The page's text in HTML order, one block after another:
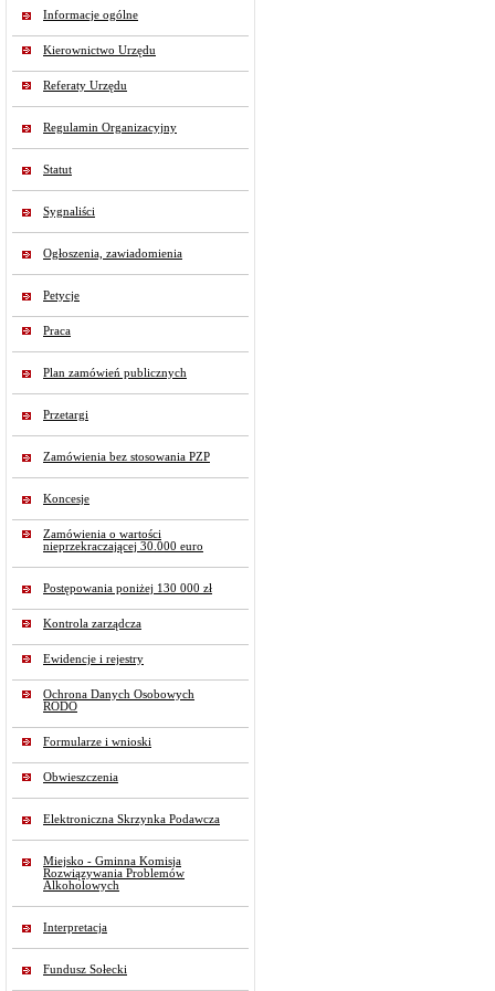
Informacje ogólne
Kierownictwo Urzędu
Referaty Urzędu
Regulamin Organizacyjny
Statut
Sygnaliści
Ogłoszenia, zawiadomienia
Petycje
Praca
Plan zamówień publicznych
Przetargi
Zamówienia bez stosowania PZP
Koncesje
Zamówienia o wartości
nieprzekraczającej 30.000 euro
Postępowania poniżej 130 000 zł
Kontrola zarządcza
Ewidencje i rejestry
Ochrona Danych Osobowych
RODO
Formularze i wnioski
Obwieszczenia
Elektroniczna Skrzynka Podawcza
Miejsko - Gminna Komisja
Rozwiązywania Problemów
Alkoholowych
Interpretacja
Fundusz Sołecki